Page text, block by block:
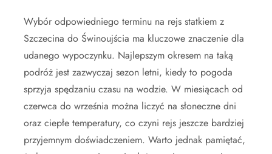
Wybór odpowiedniego terminu na rejs statkiem z
Szczecina do Świnoujścia ma kluczowe znaczenie dla
udanego wypoczynku. Najlepszym okresem na taką
podróż jest zazwyczaj sezon letni, kiedy to pogoda
sprzyja spędzaniu czasu na wodzie. W miesiącach od
czerwca do września można liczyć na słoneczne dni
oraz ciepłe temperatury, co czyni rejs jeszcze bardziej
przyjemnym doświadczeniem. Warto jednak pamiętać,